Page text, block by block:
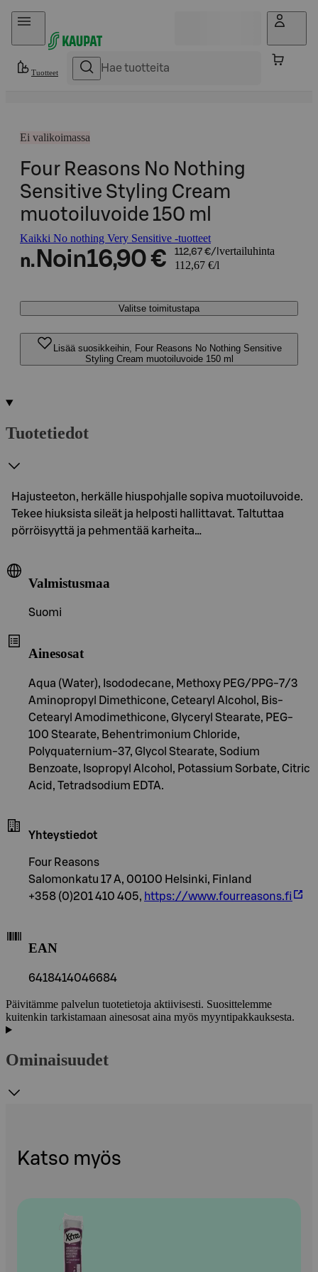
Hyppää sisältöön
Tuotteet
Ei valikoimassa
Four Reasons No Nothing
Sensitive Styling Cream
muotoiluvoide 150 ml
Kaikki No nothing Very Sensitive -tuotteet
n. Noin16,90 € 112,67 €/l vertailuhinta
112,67 €/l
Valitse toimitustapa
Lisää suosikkeihin, Four Reasons No Nothing Sensitive
Styling Cream muotoiluvoide 150 ml
Tuotetiedot
Hajusteeton, herkälle hiuspohjalle sopiva muotoiluvoide.
Tekee hiuksista sileät ja helposti hallittavat. Taltuttaa
pörröisyyttä ja pehmentää karheita…
Valmistusmaa
Suomi
Ainesosat
Aqua (Water), Isododecane, Methoxy PEG/PPG-7/3
Aminopropyl Dimethicone, Cetearyl Alcohol, Bis-
Cetearyl Amodimethicone, Glyceryl Stearate, PEG-
100 Stearate, Behentrimonium Chloride,
Polyquaternium-37, Glycol Stearate, Sodium
Benzoate, Isopropyl Alcohol, Potassium Sorbate, Citric
Acid, Tetradsodium EDTA.
Yhteystiedot
Four Reasons
Salomonkatu 17 A, 00100 Helsinki, Finland
+358 (0)201 410 405, https://www.fourreasons.fi
EAN
6418414046684
Päivitämme palvelun tuotetietoja aktiivisesti. Suosittelemme
kuitenkin tarkistamaan ainesosat aina myös myyntipakkauksesta.
Ominaisuudet
Katso myös